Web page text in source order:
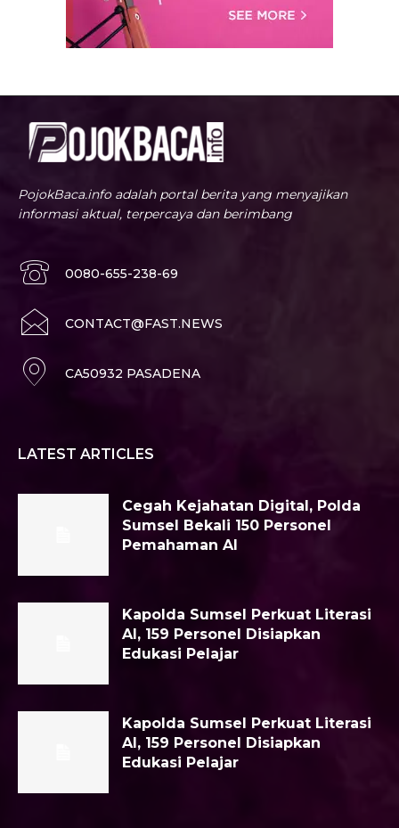
PojokBaca.info adalah portal berita yang menyajikan
informasi aktual, terpercaya dan berimbang
0080-655-238-69
CONTACT@FAST.NEWS
CA50932 PASADENA
LATEST ARTICLES
Cegah Kejahatan Digital, Polda
Sumsel Bekali 150 Personel
Pemahaman AI
Kapolda Sumsel Perkuat Literasi
AI, 159 Personel Disiapkan
Edukasi Pelajar
Kapolda Sumsel Perkuat Literasi
AI, 159 Personel Disiapkan
Edukasi Pelajar